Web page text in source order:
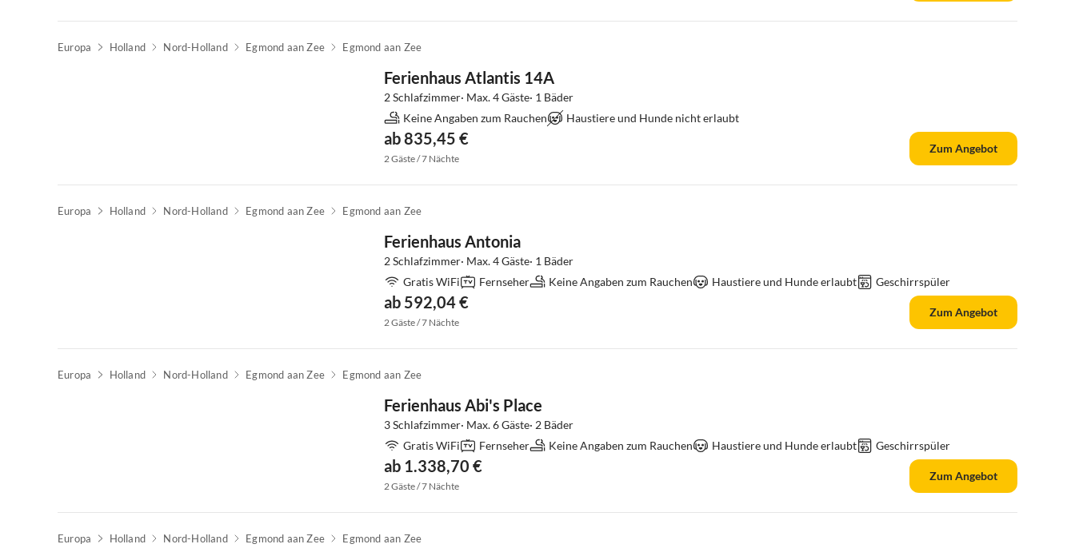
Europa Holland Nord-Holland Egmond aan Zee Egmond aan Zee
Ferienhaus Atlantis 14A
2 Schlafzimmer· Max. 4 Gäste· 1 Bäder
Keine Angaben zum Rauchen
Haustiere und Hunde nicht erlaubt
ab 835,45 €
2 Gäste / 7 Nächte
Zum Angebot
Europa Holland Nord-Holland Egmond aan Zee Egmond aan Zee
Ferienhaus Antonia
2 Schlafzimmer· Max. 4 Gäste· 1 Bäder
Gratis WiFi
Fernseher Keine Angaben zum Rauchen Haustiere und Hunde erlaubt Geschirrspüler
ab 592,04 €
2 Gäste / 7 Nächte
Zum Angebot
Europa Holland Nord-Holland Egmond aan Zee Egmond aan Zee
Ferienhaus Abi's Place
3 Schlafzimmer· Max. 6 Gäste· 2 Bäder
Gratis WiFi
Fernseher Keine Angaben zum Rauchen Haustiere und Hunde erlaubt Geschirrspüler
ab 1.338,70 €
2 Gäste / 7 Nächte
Zum Angebot
Europa Holland Nord-Holland Egmond aan Zee Egmond aan Zee